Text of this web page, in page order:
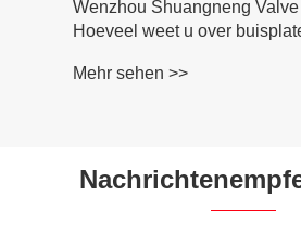
Wenzhou Shuangneng Valve
Hoeveel weet u over
Mehr sehen >>